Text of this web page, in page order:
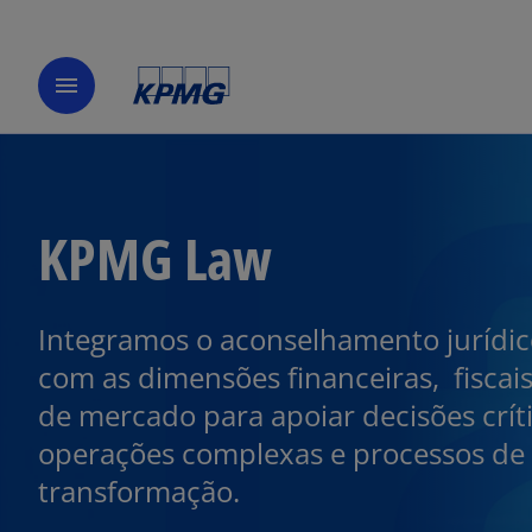
menu
KPMG Law
Integramos o aconselhamento
com as dimensões financeiras,
de mercado para apoiar decisões
operações complexas e processos de
transformação.